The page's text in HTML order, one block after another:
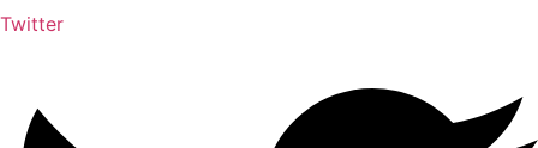
Twitter